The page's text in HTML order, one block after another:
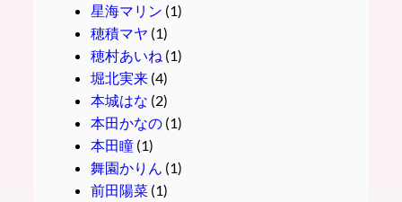
星海マリン (1)
穂積マヤ (1)
穂村あいね (1)
堀北実来(4)
本城はな (2)
本田かなの(1)
本田瞳(1)
舞園かりん (1)
前田陽菜(1)